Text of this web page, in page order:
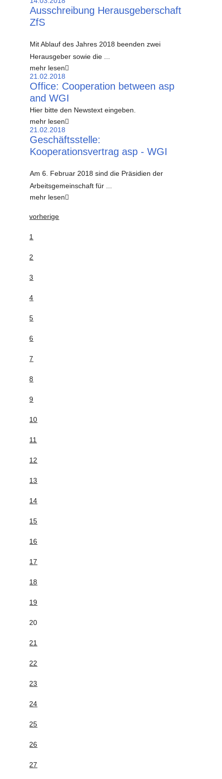
Ausschreibung Herausgeberschaft
ZfS
Mit Ablauf des Jahres 2018 beenden zwei
Herausgeber sowie die ...
mehr lesen
21.02.2018
Office: Cooperation between asp
and WGI
Hier bitte den Newstext eingeben.
mehr lesen
21.02.2018
Geschäftsstelle:
Kooperationsvertrag asp - WGI
Am 6. Februar 2018 sind die Präsidien der
Arbeitsgemeinschaft für ...
mehr lesen
vorherige
1
2
3
4
5
6
7
8
9
10
11
12
13
14
15
16
17
18
19
20
21
22
23
24
25
26
27